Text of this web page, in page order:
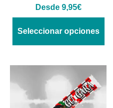
Desde 9,95€
Seleccionar opciones